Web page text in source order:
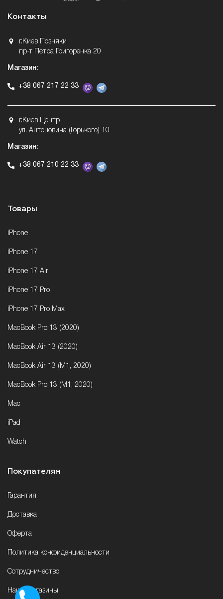
Контакты
г.Киев Позняки
пр-т Петра Григоренка 20
Магазин:
+38 067 217 22 33
г.Киев Центр
ул. Антоновича (Горького) 10
Магазин:
+38 067 210 22 33
Товары
iPhone
iPhone 17
iPhone 17 Air
iPhone 17 Pro
iPhone 17 Pro Max
MacBook Pro 13 (2020)
MacBook Air 13 (2020)
MacBook Air 13 (M1, 2020)
MacBook Pro 13 (M1, 2020)
Mac
iPad
Watch
Покупателям
Гарантия
Доставка
Оферта
Политика конфиденциальности
Сотрудничество
Наши магазины